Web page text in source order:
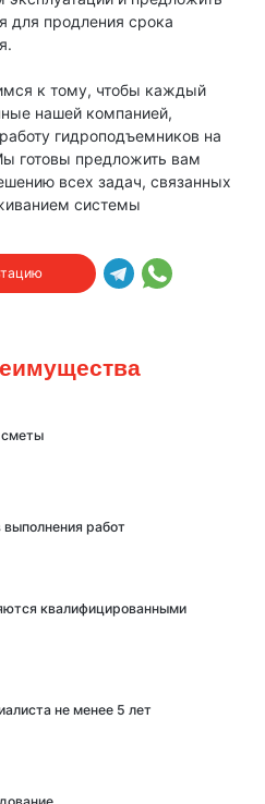
для продления срока
к тому, чтобы каждый
нашей компанией,
гидроподъемников на
готовы предложить вам
всех задач, связанных
системы
сметы
работ
квалифицированными
не менее 5 лет